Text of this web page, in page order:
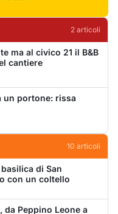
da Peppino Leone a
di un simbolo
nella notte:
della Idro Pmg
Fiume rispondono
non serva a
un anno senza
ai delinquenti
gli attracchi D-Marin